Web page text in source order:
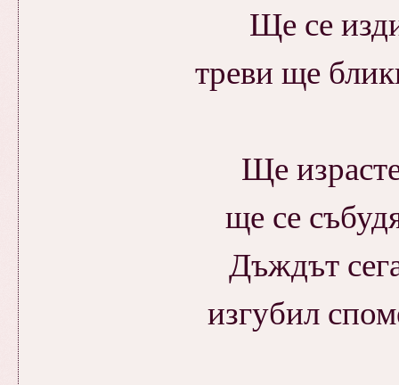
Ще се
треви ще
Ще
ще се
Дъждът
изгубил